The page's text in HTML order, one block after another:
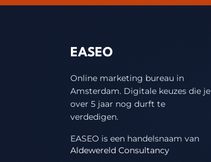
EASEO
Online marketing bureau in
Amsterdam. Digitale keuzes die je
over 5 jaar nog durft te
verdedigen.
EASEO is een handelsnaam van
Aldewereld Consultancy